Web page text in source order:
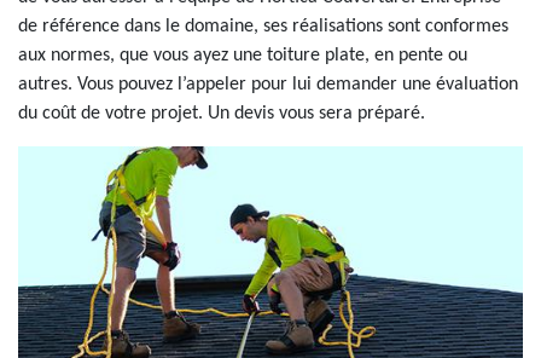
de référence dans le domaine, ses réalisations sont conformes
aux normes, que vous ayez une toiture plate, en pente ou
autres. Vous pouvez l’appeler pour lui demander une évaluation
du coût de votre projet. Un devis vous sera préparé.